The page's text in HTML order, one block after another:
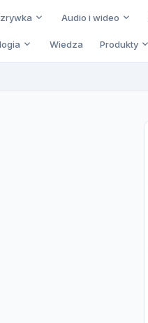
Audio i wideo
Wiedza Produkty